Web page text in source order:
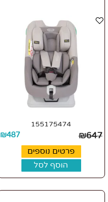
155175474
₪647
₪487
פרטים נוספים
הוסף לסל